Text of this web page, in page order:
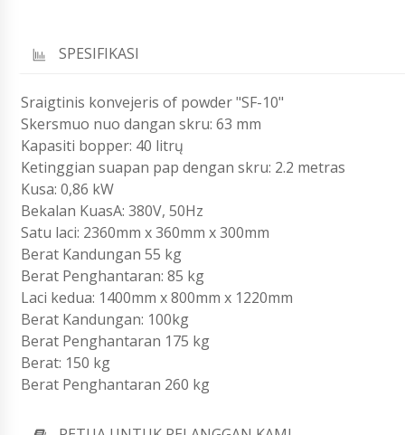
SPESIFIKASI
Sraigtinis konvejeris of powder "SF-10"
Skersmuo nuo dangan skru: 63 mm
Kapasiti bopper: 40 litrų
Ketinggian suapan pap dengan skru: 2.2 metras
Kusa: 0,86 kW
Bekalan KuasA: 380V, 50Hz
Satu laci: 2360mm x 360mm x 300mm
Berat Kandungan 55 kg
Berat Penghantaran: 85 kg
Laci kedua: 1400mm x 800mm x 1220mm
Berat Kandungan: 100kg
Berat Penghantaran 175 kg
Berat: 150 kg
Berat Penghantaran 260 kg